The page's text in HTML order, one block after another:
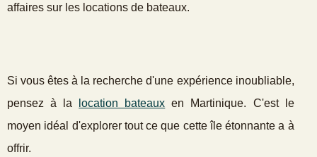
affaires sur les locations de bateaux.
Si vous êtes à la recherche d'une expérience inoubliable,
pensez à la
location bateaux en Martinique. C'est le
moyen idéal d'explorer tout ce que cette île étonnante a à
offrir.